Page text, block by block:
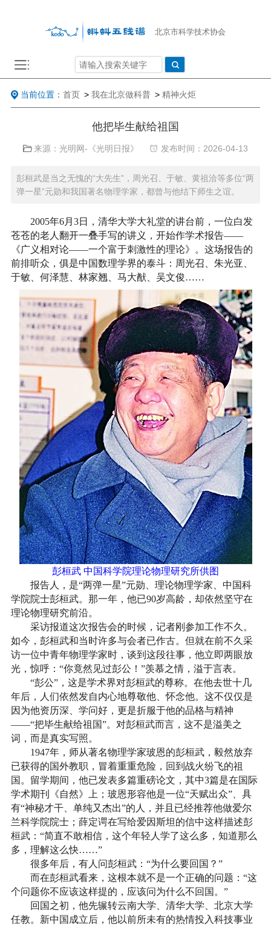
北京市科学技术协会
当前位置： 首页 > 我在北京做科普 > 精神火炬
他把毕生献给祖国
来源：光明网-《光明日报》 发布时间：2026-04-13
彭桓武是当之无愧的“大先生”，周光召、于敏、黄祖洽等多位“两
弹一星”元勋和我国著名物理学家，都曾与他结下师生之谊。
2005年6月3日，清华大学大礼堂的讲台前，一位白发
苍苍的老人翻开一叠手写的讲义，开始作学术报告——
《广义相对论——一个富于刺激性的理论》。这场报告的
前排听众，俱是中国数理学界的泰斗：周光召、朱光亚、
于敏、何泽慧、林家翘、马大猷、吴文俊……
彭桓武 中国科学院理论物理研究所供图
报告人，是“两弹一星”元勋、理论物理学家、中国科
学院院士彭桓武。那一年，他已90岁高龄，却依然坚守在
理论物理研究前沿。
采访报道这次报告会的时候，记者刚参加工作不久。
如今，彭桓武和当时许多与会者已作古。但就在前不久采
访一位中青年物理学家时，谈到这段往事，他立即两眼放
光，惊呼：“你竟然见过彭公！”羡慕之情，溢于言表。
“彭公”，这是学术界对彭桓武的尊称。在他去世十几
年后，人们依然发自内心地尊敬他、怀念他。这不仅仅是
因为他资历深、学问好，更是折服于他的品格与精神
——“把毕生献给祖国”。对彭桓武而言，这不是溢美之
词，而是真实写照。
1947年，师从著名物理学家玻恩的彭桓武，毅然放弃
已获得的国外教职，冒着重重危险，回到战火纷飞的祖
国。留学期间，他已发表多篇重磅论文，其中3篇是在国际
学术期刊《自然》上；玻恩形容他是一位“天赋出众”、具
有“神秘才干、单纯又杰出”的人，并且已经推荐他做爱尔
兰科学院院士；薛定谔在写给爱因斯坦的信中这样描述彭
桓武：“简直不敢相信，这个年轻人学了这么多，知道那么
多，理解这么快……”
很多年后，有人问彭桓武：“为什么要回国？”
而在彭桓武看来，这根本就不是一个正确的问题：“这
个问题你不应该这样提的，应该问为什么不回国。”
回国之初，他先辗转云南大学、清华大学、北京大学
任教。新中国成立后，他以前所未有的热情投入科技事业